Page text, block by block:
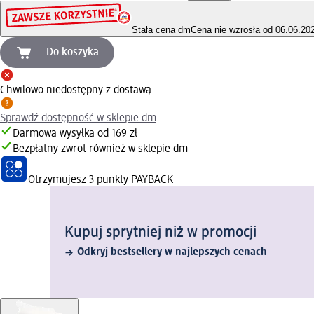
Stała cena dmCena nie wzrosła od
Do koszyka
Chwilowo niedostępny z dostawą
Sprawdź dostępność w sklepie dm
Darmowa wysyłka od 169 zł
Bezpłatny zwrot również w sklepie dm
Otrzymujesz 3 punkty PAYBACK
Kupuj sprytniej niż w promocji
Odkryj bestsellery w najlepszych cenach